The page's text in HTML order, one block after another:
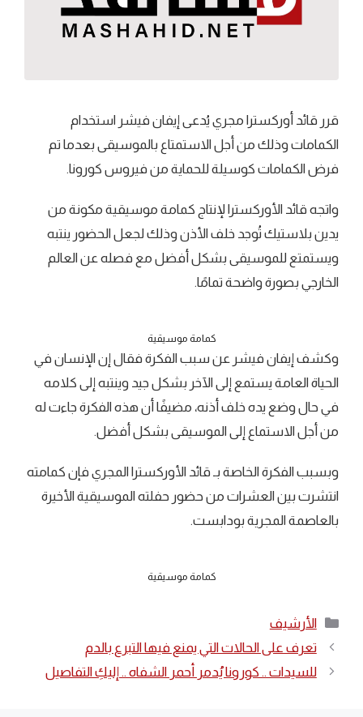
قرر قائد أوركسترا مجري يُدعى إيفان فيشر استخدام
الكمامات وذلك من أجل الاستمتاع بالموسيقى بعدما تم
فرض الكمامات كوسيلة للحماية من فيروس كورونا.
واتجه قائد الأوركسترا لإنتاج كمامة موسيقية مكونة من
يدين بلاستيك تُوجد خلف الأذن وذلك لجعل الحضور ينتبه
ويستمتع للموسيقى بشكل أفضل مع فصله عن العالم
الخارجي بصورة واضحة تمامًا.
كمامة موسيقية
وكشف إيفان فيشر عن سبب الفكرة فقال إن الإنسان في
الحياة العامة يستمع إلى الآخر بشكل جيد وينتبه إلى كلامه
في حال وضع يده خلف أذنه، مضيفًا أن هذه الفكرة جاءت له
من أجل الاستماع إلى الموسيقى بشكل أفضل.
وبسبب الفكرة الخاصة بـ قائد الأوركسترا المجري فإن كمامته
انتشرت بين العشرات من حضور حفلته الموسيقية الأخيرة
بالعاصمة المجرية بودابست.
كمامة موسيقية
التصنيفات
الأرشيف
تعرف على الحالات التي يمنع فيها التبرع بالدم
للسيدات .. كورونا يُدمر أحمر الشفاه .. إليكِ التفاصيل